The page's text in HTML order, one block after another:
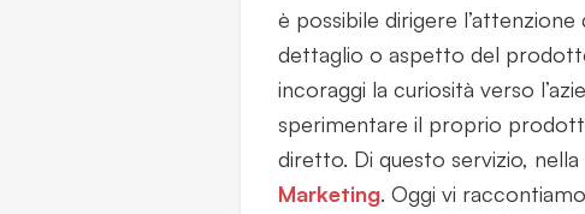
è possibile dirigere
dettaglio o aspetto del
incoraggi la curiosità verso
sperimentare il proprio
diretto. Di questo servizio, nella
Marketing. Oggi vi